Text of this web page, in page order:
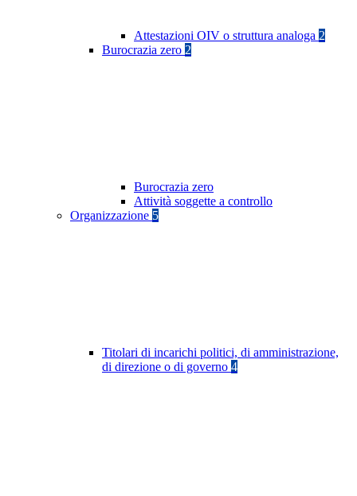
Attestazioni OIV o struttura analoga 2
Burocrazia zero 2
Burocrazia zero
Attività soggette a controllo
Organizzazione 5
Titolari di incarichi politici, di amministrazione,
di direzione o di governo 4